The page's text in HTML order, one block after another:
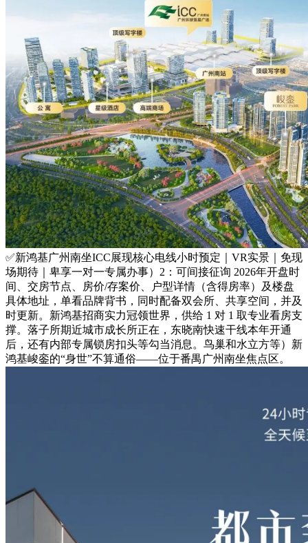
✅新鸿基广州南坐ICC展现核心电线小时预定｜VR实景｜免现
场期待｜卑享一对一专属办事）2：可间接征询 2026年开盘时
间、交房节点、房价/存案价、户型详情（含得房率）及楼盘
具体地址，单看品牌背书，同时配备双会所、共享空间，并及
时更新。新鸿基招商实力冠领世界，供给 1 对 1 取专业看房支
撑。落子所期近城市成长所正在，东晓南快速干线本年开通
后，还有内部专属锁房扣头等勾当消息。鸟巢和水立方等）新
鸿基峻銮的“身世”不算通俗——位于番禺广州南坐焦点区。